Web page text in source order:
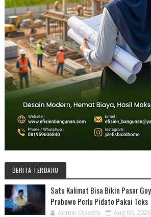
BERITA TERBARU
Satu Kalimat Bisa Bikin Pasar
Prabowo Perlu Pidato Pakai Teks
Admin Oposisi Aug 06, 2026